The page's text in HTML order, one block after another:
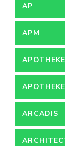
AP
APM
ARCADIS